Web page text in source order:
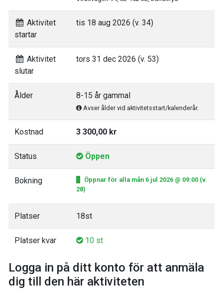
Aktivitet
startar
tis 18 aug 2026 (v. 34)
Aktivitet
slutar
tors 31 dec 2026 (v. 53)
Ålder 8-15 år gammal
Avser ålder vid aktivitetsstart/kalenderår.
Kostnad 3 300,00 kr
Status Öppen
Bokning
Öppnar för alla mån 6 jul 2026 @ 09:00 (v.
28)
Platser 18st
Platser kvar 10 st
Logga in på ditt konto för att anmäla
dig till den här aktiviteten